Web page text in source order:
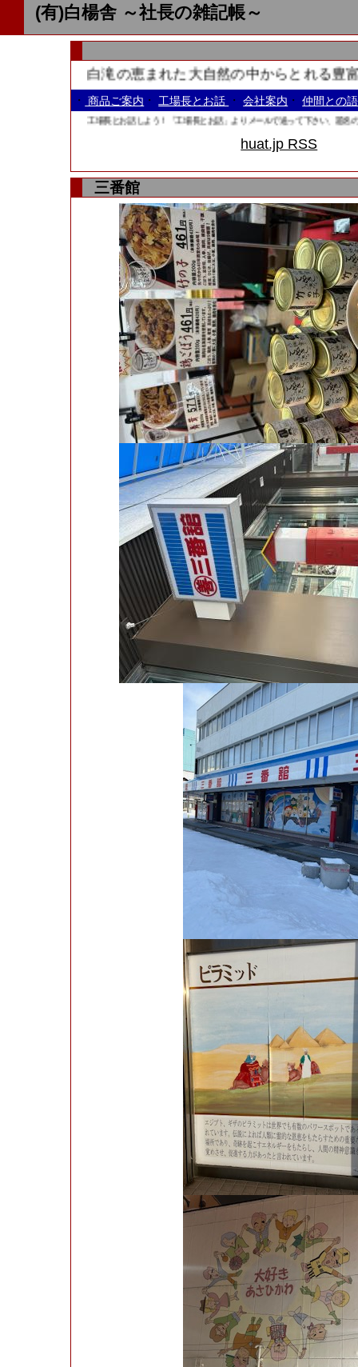
(有)白楊舎 ～社長の雑記帳～
白滝の恵まれた大自然の中からとれる豊富
・ 商品ご案内 ・ 工場長とお話 ・ 会社案内 ・ 仲間との
工場長とお話しよう！「工場長とお話」よりメールで送って下さい、題名のあと
huat.jp RSS
三番館